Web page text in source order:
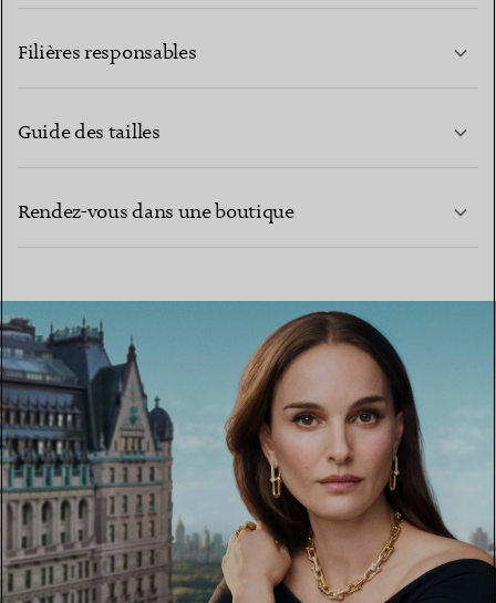
Filières responsables
Guide des tailles
Rendez-vous dans une boutique
TROUVEZ LA BOUTIQUE LA PLUS PROCHE